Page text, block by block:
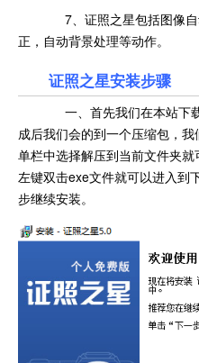
7、证照之星包括图像自
正，自动背景处理等动作。
证照之星安装步骤
一、首先我们在本站下
成后我们会的到一个压缩包，
单栏中选择解压到当前文件夹
左键双击exe文件就可以进入到
步继续安装。